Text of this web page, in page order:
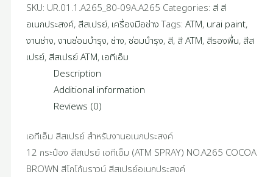
SKU: UR.01.1.A265_80-09A.A265 Categories: สี สี
อเนกประสงค์, สีสเปรย์, เครื่องมือช่าง Tags:ATM, urai paint,
งานช่าง,งานซ่อมบำรุง,ช่าง,ซ่อมบำรุง, สี, สี ATM, สีรองพื้น, สีส
เปรย์, สีสเปรย์ ATM, เอทีเอ็ม
Description
Additional information
Reviews (0)
เอทีเอ็ม สีสเปรย์ สำหรับงานอเนกประสงค์
12 กระป๋อง สีสเปรย์ เอทีเอ็ม (ATM SPRAY) NO.A265 COCOA
BROWN สีโกโก้บราวน์ สีสเปรย์อเนกประสงค์